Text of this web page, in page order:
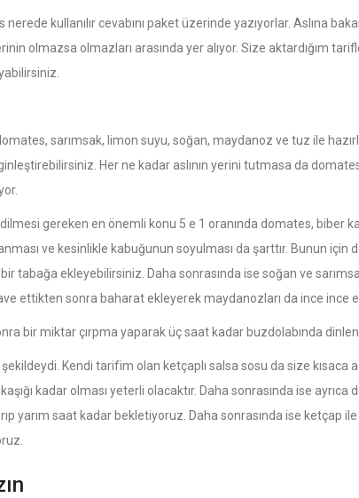
kullanılır cevabını paket üzerinde yazıyorlar. Aslına
olmazsa olmazları arasında yer alıyor. Size aktardığım
sarımsak, limon suyu, soğan, maydanoz ve tuz ile
Her ne kadar aslının yerini tutmasa da
gereken en önemli konu 5 e 1 oranında domates, biber
ve kesinlikle kabuğunun soyulması da şarttır. Bunun için
tabağa ekleyebilirsiniz. Daha sonrasında ise soğan ve
ettikten sonra baharat ekleyerek maydanozları da ince ince
bir miktar çırpma yaparak üç saat kadar buzdolabında
şekildeydi. Kendi tarifim olan ketçaplı salsa sosu da size kısaca
kadar olması yeterli olacaktır. Daha sonrasında ise
yarım saat kadar bekletiyoruz. Daha sonrasında ise ketçap